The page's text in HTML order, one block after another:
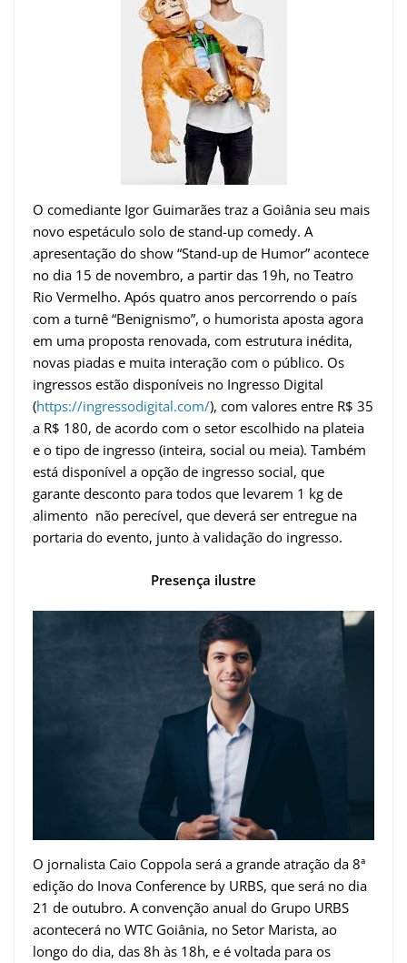
O comediante Igor Guimarães traz a Goiânia seu mais
novo espetáculo solo de stand-up comedy. A
apresentação do show “Stand-up de Humor” acontece
no dia 15 de novembro, a partir das 19h, no Teatro
Rio Vermelho. Após quatro anos percorrendo o país
com a turnê “Benignismo”, o humorista aposta agora
em uma proposta renovada, com estrutura inédita,
novas piadas e muita interação com o público. Os
ingressos estão disponíveis no Ingresso Digital
(https://ingressodigital.com/), com valores entre R$ 35
a R$ 180, de acordo com o setor escolhido na plateia
e o tipo de ingresso (inteira, social ou meia). Também
está disponível a opção de ingresso social, que
garante desconto para todos que levarem 1 kg de
alimento não perecível, que deverá ser entregue na
portaria do evento, junto à validação do ingresso.
Presença ilustre
O jornalista Caio Coppola será a grande atração da 8ª
edição do Inova Conference by URBS, que será no dia
21 de outubro. A convenção anual do Grupo URBS
acontecerá no WTC Goiânia, no Setor Marista, ao
longo do dia, das 8h às 18h, e é voltada para os